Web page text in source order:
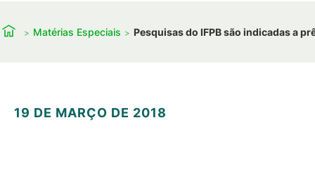
Matérias Especiais Pesquisas do IFPB são indicadas a
19 DE MARÇO DE 2018